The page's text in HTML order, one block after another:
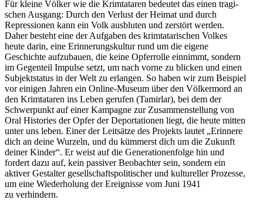
Für kleine Völker wie die Krim­ta­ta­ren bedeu­tet das einen tra­gi­
schen Ausgang: Durch den Verlust der Heimat und durch
Repres­sio­nen kann ein Volk aus­blu­ten und zer­stört werden.
Daher besteht eine der Auf­ga­ben des krim­ta­ta­ri­schen Volkes
heute darin, eine Erin­ne­rungs­kul­tur rund um die eigene
Geschichte auf­zu­bauen, die keine Opfer­rolle ein­nimmt, sondern
im Gegen­teil Impulse setzt, um nach vorne zu blicken und einen
Sub­jekt­sta­tus in der Welt zu erlan­gen. So haben wir zum Bei­spiel
vor einigen Jahren ein Online-Museum über den Völ­ker­mord an
den Krim­ta­ta­ren ins Leben gerufen (Tamirlar), bei dem der
Schwer­punkt auf einer Kam­pa­gne zur Zusam­men­stel­lung von
Oral His­to­ries der Opfer der Depor­ta­tio­nen liegt, die heute mitten
unter uns leben. Einer der Leit­sätze des Pro­jekts lautet „Erin­nere
dich an deine Wurzeln, und du küm­merst dich um die Zukunft
deiner Kinder“. Er weist auf die Gene­ra­tio­nen­folge hin und
fordert dazu auf, kein pas­si­ver Beob­ach­ter sein, sondern ein
aktiver Gestal­ter gesell­schafts­po­li­ti­scher und kul­tu­rel­ler Pro­zesse,
um eine Wie­der­ho­lung der Ereig­nisse vom Juni 1941
zu verhindern.